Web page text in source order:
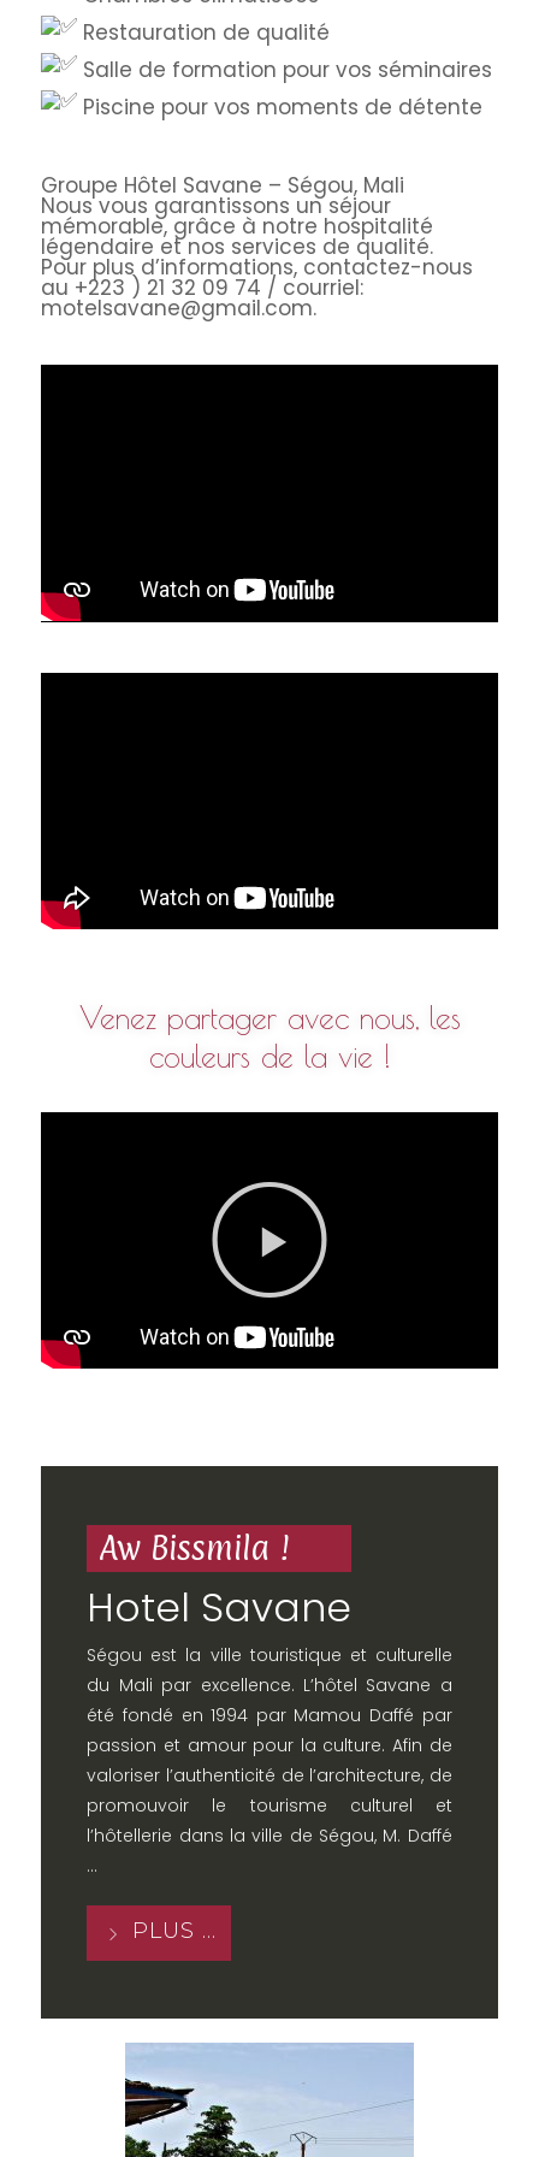
Restauration de qualité
Salle de formation pour vos séminaires
Piscine pour vos moments de détente
Groupe Hôtel Savane – Ségou, Mali
Nous vous garantissons un séjour
mémorable, grâce à notre hospitalité
légendaire et nos services de qualité.
Pour plus d’informations, contactez-nous
au +223 ) 21 32 09 74 / courriel:
motelsavane@gmail.com.
Venez partager avec nous, les
couleurs de la vie !
Aw Bissmila !
Hotel Savane
Ségou est la ville touristique et culturelle
du Mali par excellence. L’hôtel Savane a
été fondé en 1994 par Mamou Daffé par
passion et amour pour la culture. Afin de
valoriser l’authenticité de l’architecture, de
promouvoir le tourisme culturel et
l’hôtellerie dans la ville de Ségou, M. Daffé
...
PLUS ...